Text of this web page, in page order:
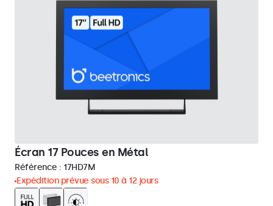
Écran 17 Pouces en Métal
Référence : 17HD7M
Expédition prévue sous 10 à 12 jours